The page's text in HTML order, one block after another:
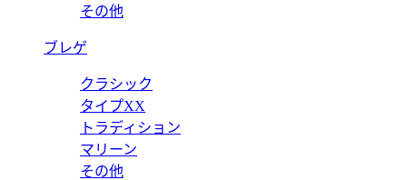
その他
ブレゲ
クラシック
タイプXX
トラディション
マリーン
その他